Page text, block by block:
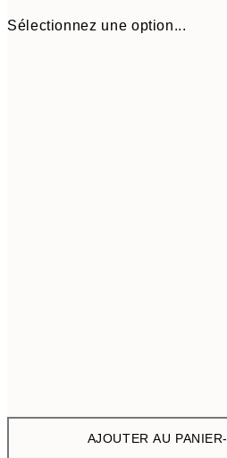
Sélectionnez une option...
AJOUTER AU PANIER-